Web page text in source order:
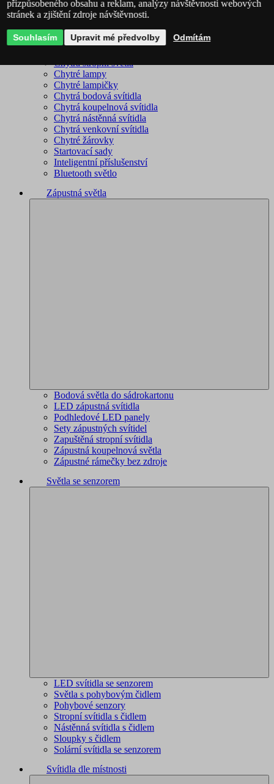
Philips Hue – kompletní sortiment
Immax NEO - kompletní sortiment
WiZ – kompletní sortiment
Chytrá stropní světla
Chytré lampy
Chytré lampičky
Chytrá bodová svítidla
Chytrá koupelnová svítidla
Chytrá nástěnná svítidla
Chytrá venkovní svítidla
Chytré žárovky
Startovací sady
Inteligentní příslušenství
Bluetooth světlo
Zápustná světla
Bodová světla do sádrokartonu
LED zápustná svítidla
Podhledové LED panely
Sety zápustných svítidel
Zapuštěná stropní svítidla
Zápustná koupelnová světla
Zápustné rámečky bez zdroje
Světla se senzorem
LED svítidla se senzorem
Světla s pohybovým čidlem
Pohybové senzory
Stropní svítidla s čidlem
Nástěnná svítidla s čidlem
Sloupky s čidlem
Solární svítidla se senzorem
Svítidla dle místnosti
přizpůsobeného obsahu a reklam, analýzy návštěvnosti webových
stránek a zjištění zdroje návštěvnosti.
Souhlasím Upravit mé předvolby Odmítám